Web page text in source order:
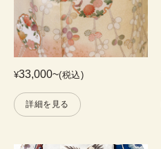
¥33,000~(税込)
詳細を見る